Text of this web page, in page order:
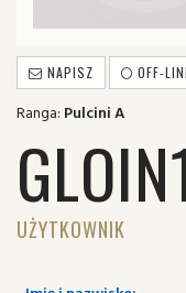
NAPISZ OFF-
Ranga: Pulcini A
UŻYTKOWNIK